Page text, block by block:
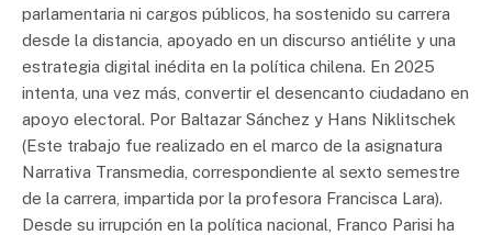
parlamentaria ni cargos públicos, ha sostenido su carrera
desde la distancia, apoyado en un discurso antiélite y una
estrategia digital inédita en la política chilena. En 2025
intenta, una vez más, convertir el desencanto ciudadano en
apoyo electoral. Por Baltazar Sánchez y Hans Niklitschek
(Este trabajo fue realizado en el marco de la asignatura
Narrativa Transmedia, correspondiente al sexto semestre
de la carrera, impartida por la profesora Francisca Lara).
Desde su irrupción en la política nacional, Franco Parisi ha